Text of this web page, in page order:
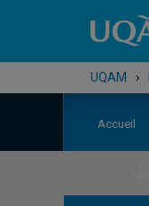
UQAM ›
Accueil